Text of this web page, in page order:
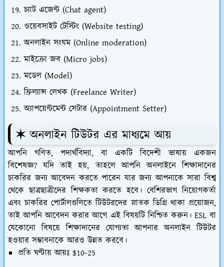
চ্যাট এজেন্ট (Chat agent)
ওয়েবসাইট টেস্টিং (Website testing)
অনলাইন সংযম (Online moderation)
মাইক্রো জব (Micro jobs)
মডেল (Model)
ফ্রিল্যান্স লেখক (Freelance Writer)
অ্যাপয়েন্টমেন্ট সেটার (Appointment Setter)
✶ অনলাইন টিউটর এর মাধ্যমে আয়
আপনি গণিত, পদার্থবিদ্যা, বা একটি বিদেশী ভাষায় একজন
বিশেষজ্ঞ? যদি তাই হয়, তাহলে আপনি অনলাইনে শিক্ষাদানের
চাকরির জন্য আবেদন করতে পারেন যার জন্য আপনাকে সারা বিশ্ব
থেকে ছাত্রছাত্রীদের শিক্ষকতা করতে হবে। বেশিরভাগ নিয়োগকর্তা
এবং চাকরির পোর্টালগুলিতে টিউটরদের স্নাতক ডিগ্রি থাকা প্রয়োজন,
তাই আপনি আবেদন করার আগে এই বিষয়টি নিশ্চিত করুন। ESL বা
যেকোনো বিষয়ে শিক্ষাদানের যোগ্যতা আপনার অনলাইন টিউটর
হওয়ার সম্ভাবনাকে আরও উন্নত করবে।
প্রতি ঘণ্টায় আয়ঃ $10-25